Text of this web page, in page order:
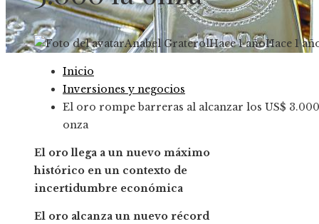
Anabel GraterolHace 1 añoHace 1
Inicio
Inversiones y negocios
El oro rompe barreras al alcanzar los US$
onza
El oro llega a un nuevo máximo
histórico en un contexto de
incertidumbre económica
El oro alcanza un nuevo récord